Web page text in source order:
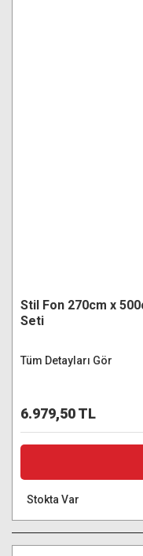
Stil Fon 270cm x
Seti
Tüm Detayları Gör
6.979,50 TL
Stokta Var